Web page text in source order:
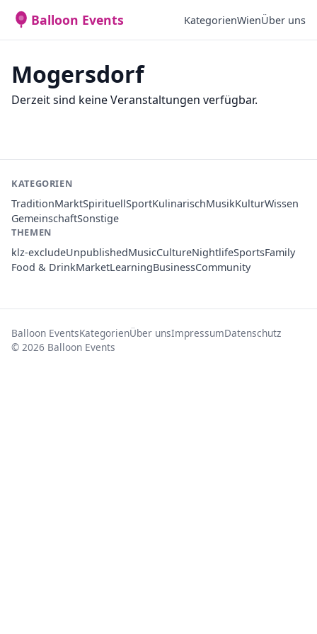
Balloon Events KategorienWienÜber uns
Mogersdorf
Derzeit sind keine Veranstaltungen verfügbar.
KATEGORIEN
TraditionMarktSpirituellSportKulinarischMusikKulturWissen
GemeinschaftSonstige
THEMEN
klz-excludeUnpublishedMusicCultureNightlifeSportsFamily
Food & DrinkMarketLearningBusinessCommunity
Balloon EventsKategorienÜber unsImpressumDatenschutz
© 2026 Balloon Events